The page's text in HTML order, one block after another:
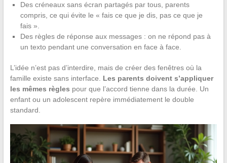
Des créneaux sans écran partagés par tous, parents
compris, ce qui évite le « fais ce que je dis, pas ce que je
fais ».
Des règles de réponse aux messages : on ne répond pas à
un texto pendant une conversation en face à face.
L’idée n’est pas d’interdire, mais de créer des fenêtres où la
famille existe sans interface. Les parents doivent s’appliquer
les mêmes règles pour que l’accord tienne dans la durée. Un
enfant ou un adolescent repère immédiatement le double
standard.